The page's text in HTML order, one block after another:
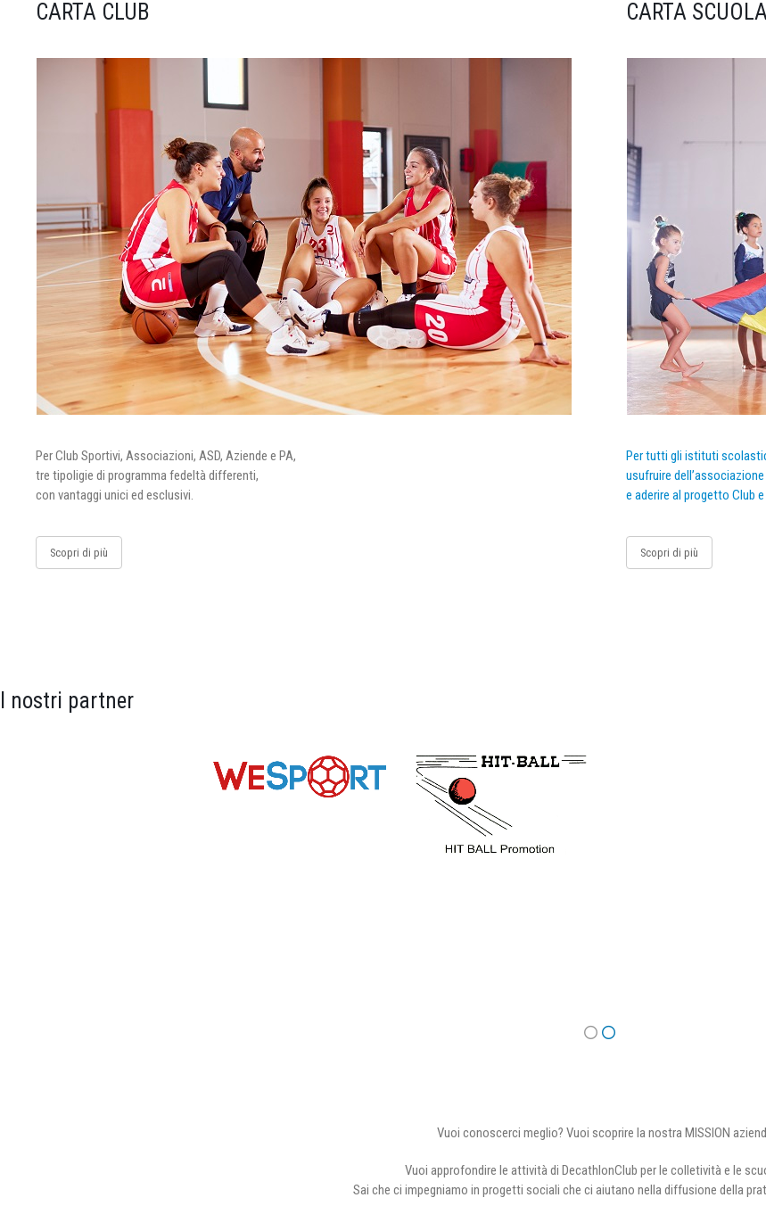
CARTA CLUB
Per Club Sportivi, Associazioni, ASD, Aziende e PA,
tre tipoligie di programma fedeltà differenti,
con vantaggi unici ed esclusivi.
Scopri di più
CARTA
Per tutti gli istituti
usufruire
e aderire al progetto Club
Scopri di più
I nostri partner
Vuoi conoscerci meglio? Vuoi scoprire la nostra MISSION
Vuoi approfondire le attività di DecathlonClub per le colletività e le
Sai che ci impegniamo in progetti sociali che ci aiutano nella diffusione della